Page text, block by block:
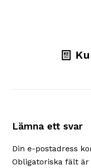
Lämna ett svar
Din e-postadress
Obligatoriska fält